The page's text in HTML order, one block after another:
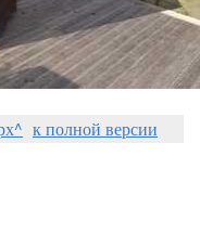
к полной версии